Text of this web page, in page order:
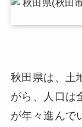
秋田県は、土
がら、人口は
が年々進んで